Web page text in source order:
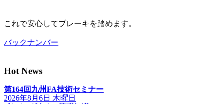
これで安心してブレーキを踏めます。
バックナンバー
Hot News
第164回九州FA技術セミナー
2026年8月6日 木曜日